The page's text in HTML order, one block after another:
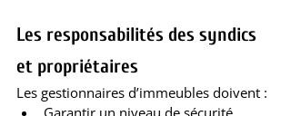
Les responsabilités des syndics
et propriétaires
Les gestionnaires d’immeubles doivent :